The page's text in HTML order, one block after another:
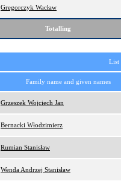
Gregorczyk Wacław
Totalling
List
Family name and given names
Grzeszek Wojciech Jan
Bernacki Włodzimierz
Rumian Stanisław
Wenda Andrzej Stanisław